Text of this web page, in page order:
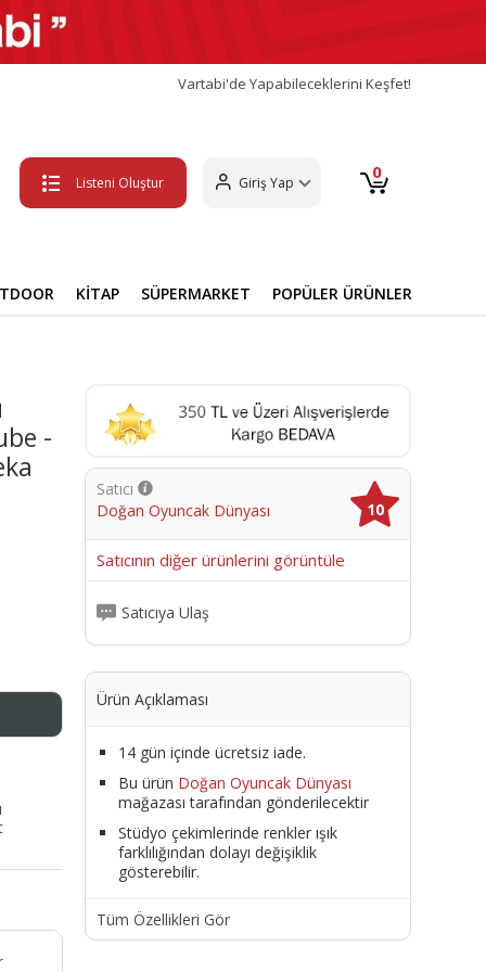
Vartabi'de Yapabileceklerini Keşfet!
Listeni Oluştur Giriş Yap 0
KİTAP SÜPERMARKET POPÜLER ÜRÜNLER
-
Satıcı
Doğan Oyuncak Dünyası
10
Satıcının diğer ürünlerini görüntüle
Satıcıya Ulaş
Ürün Açıklaması
14 gün içinde ücretsiz iade.
Bu ürün Doğan Oyuncak Dünyası
mağazası tarafından gönderilecektir
Stüdyo çekimlerinde renkler ışık
farklılığından dolayı değişiklik
gösterebilir.
Tüm Özellikleri Gör